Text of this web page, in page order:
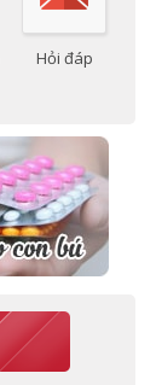
Hỏi đáp